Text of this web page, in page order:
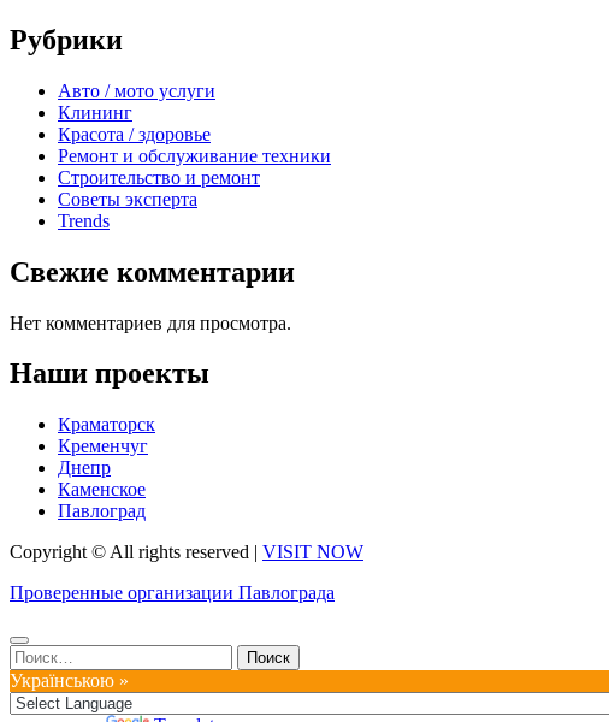
Рубрики
Авто / мото услуги
Клининг
Красота / здоровье
Ремонт и обслуживание техники
Строительство и ремонт
Советы эксперта
Trends
Свежие комментарии
Нет комментариев для просмотра.
Наши проекты
Краматорск
Кременчуг
Днепр
Каменское
Павлоград
Copyright © All rights reserved | VISIT NOW
Проверенные организации Павлограда
Найти:
Українською »